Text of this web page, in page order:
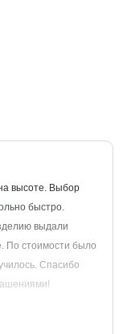
высоте. Выбор
быстро.
выдали
По стоимости было
Спасибо